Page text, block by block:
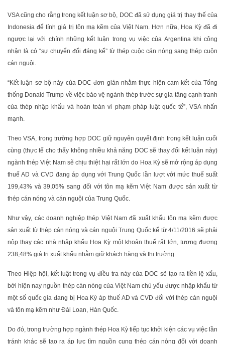
VSA cũng cho rằng trong kết luận sơ bộ, DOC đã sử dụng giá trị thay thế của
Indonesia để tính giá trị tôn mạ kẽm của Việt Nam. Hơn nữa, Hoa Kỳ đã đi
ngược lại với chính những kết luận trong vụ việc của Argentina khi công
nhận là có “sự chuyển đổi đáng kể” từ thép cuộc cán nóng sang thép cuộn
cán nguội.
“Kết luận sơ bộ này của DOC đơn giản nhằm thực hiện cam kết của Tổng
thống Donald Trump về việc bảo vệ ngành thép trước sự gia tăng cạnh tranh
của thép nhập khẩu và hoàn toàn vi phạm pháp luật quốc tế”, VSA nhấn
mạnh.
Theo VSA, trong trường hợp DOC giữ nguyên quyết định trong kết luận cuối
cùng (thực tế cho thấy không nhiều khả năng DOC sẽ thay đổi kết luận này)
ngành thép Việt Nam sẽ chịu thiệt hại rất lớn do Hoa Kỳ sẽ mở rộng áp dụng
thuế AD và CVD đang áp dụng với Trung Quốc lần lượt với mức thuế suất
199,43% và 39,05% sang đối với tôn mạ kẽm Việt Nam được sản xuất từ
thép cán nóng và cán nguội của Trung Quốc.
Như vậy, các doanh nghiệp thép Việt Nam đã xuất khẩu tôn mạ kẽm được
sản xuất từ thép cán nóng và cán nguội Trung Quốc kể từ 4/11/2016 sẽ phải
nộp thay các nhà nhập khẩu Hoa Kỳ một khoản thuế rất lớn, tương đương
238,48% giá trị xuất khẩu nhằm giữ khách hàng và thị trường.
Theo Hiệp hội, kết luật trong vụ điều tra này của DOC sẽ tạo ra tiền lệ xấu,
bởi hiện nay nguồn thép cán nóng của Việt Nam chủ yếu được nhập khẩu từ
một số quốc gia đang bị Hoa Kỳ áp thuế AD và CVD đối với thép cán nguội
và tôn mạ kẽm như Đài Loan, Hàn Quốc.
Do đó, trong trường hợp ngành thép Hoa Kỳ tiếp tục khởi kiện các vụ việc lần
tránh khác sẽ tạo ra áp lực tìm nguồn cung thép cán nóng đối với doanh